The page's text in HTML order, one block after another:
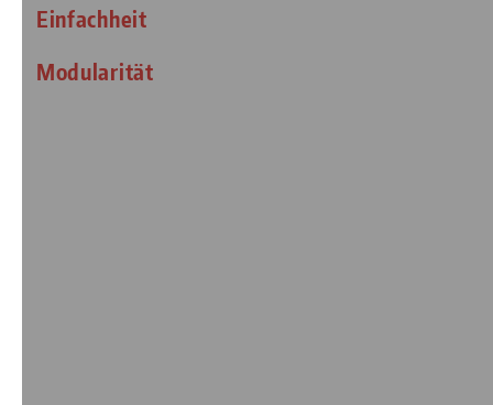
Einfachheit
Modularität